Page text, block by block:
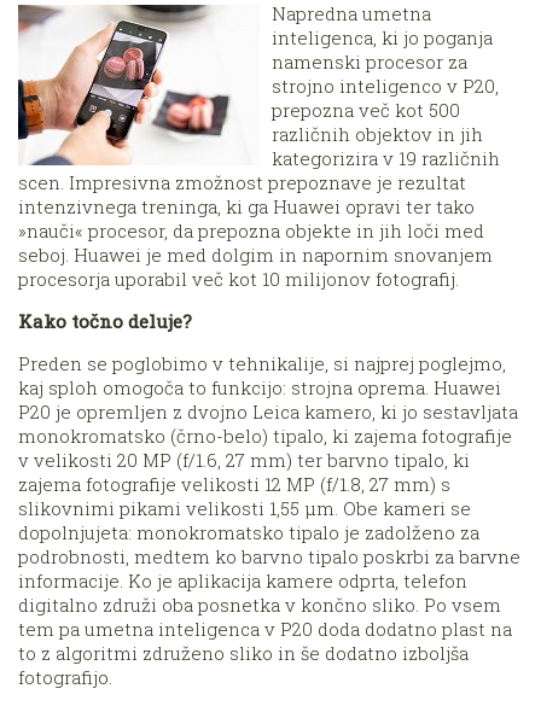
Napredna umetna
inteligenca, ki jo poganja
namenski procesor za
strojno inteligenco v P20,
prepozna več kot 500
različnih objektov in jih
kategorizira v 19 različnih
scen. Impresivna zmožnost prepoznave je rezultat
intenzivnega treninga, ki ga Huawei opravi ter tako
»nauči« procesor, da prepozna objekte in jih loči med
seboj. Huawei je med dolgim in napornim snovanjem
procesorja uporabil več kot 10 milijonov fotografij.
Kako točno deluje?
Preden se poglobimo v tehnikalije, si najprej poglejmo,
kaj sploh omogoča to funkcijo: strojna oprema. Huawei
P20 je opremljen z dvojno Leica kamero, ki jo sestavljata
monokromatsko (črno-belo) tipalo, ki zajema fotografije
v velikosti 20 MP (f/1.6, 27 mm) ter barvno tipalo, ki
zajema fotografije velikosti 12 MP (f/1.8, 27 mm) s
slikovnimi pikami velikosti 1,55 μm. Obe kameri se
dopolnjujeta: monokromatsko tipalo je zadolženo za
podrobnosti, medtem ko barvno tipalo poskrbi za barvne
informacije. Ko je aplikacija kamere odprta, telefon
digitalno združi oba posnetka v končno sliko. Po vsem
tem pa umetna inteligenca v P20 doda dodatno plast na
to z algoritmi združeno sliko in še dodatno izboljša
fotografijo.